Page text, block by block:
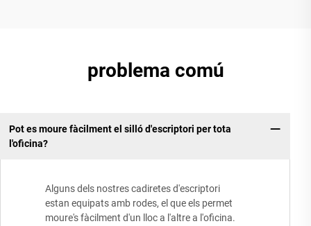
problema comú
Pot es moure fàcilment el silló d'escriptori per tota
l'oficina?
Alguns dels nostres cadiretes d'escriptori
estan equipats amb rodes, el que els permet
moure's fàcilment d'un lloc a l'altre a l'oficina.